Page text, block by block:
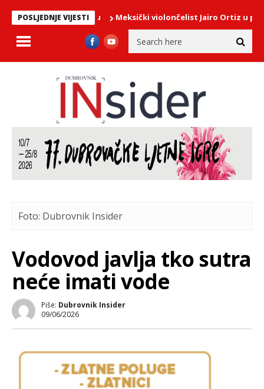
POSLJEDNJE VIJESTI Meksički violončelist Jairo Ortiz u
Foto: Dubrovnik Insider
Vodovod javlja tko sutra
neće imati vode
Piše: Dubrovnik Insider
09/06/2026